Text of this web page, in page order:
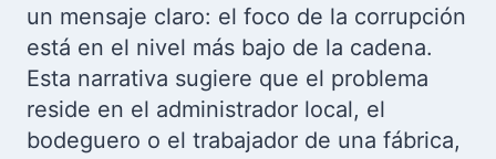
un mensaje claro: el foco de la corrupción
está en el nivel más bajo de la cadena.
Esta narrativa sugiere que el problema
reside en el administrador local, el
bodeguero o el trabajador de una fábrica,